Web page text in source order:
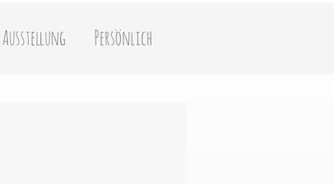
Ausstellung Persönlich